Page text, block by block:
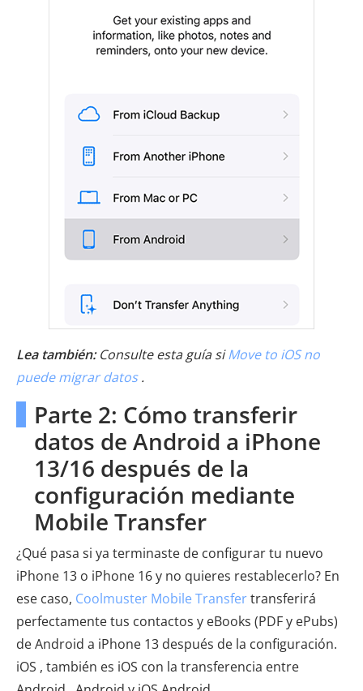
Lea también:Consulte esta guía siMove to iOS no
puede migrar datos.
Parte 2: Cómo transferir
datos de Android a iPhone
13/16 después de la
configuración mediante
Mobile Transfer
¿Qué pasa si ya terminaste de configurar tu nuevo
iPhone 13 o iPhone 16 y no quieres restablecerlo? En
ese caso, Coolmuster Mobile Transfertransferirá
perfectamente tus contactos y eBooks (PDF y ePubs)
de Android a iPhone 13 después de la configuración.
iOS , también es iOS con la transferencia entre